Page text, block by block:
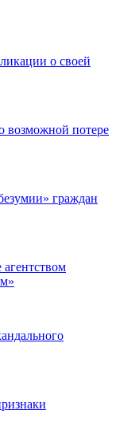
о своей
возможной потере
граждан